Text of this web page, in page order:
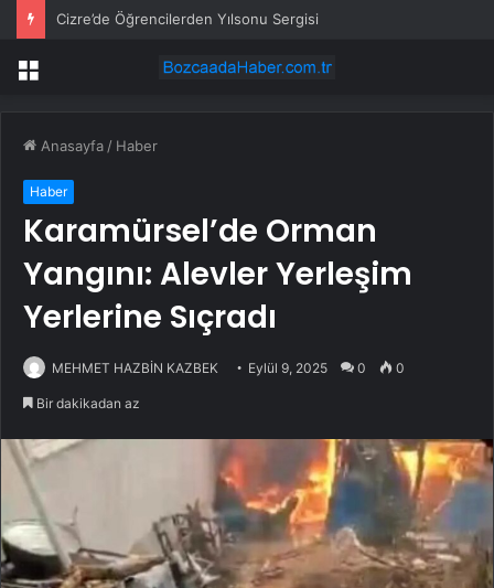
Menü
Anasayfa / Haber
Haber
Karamürsel’de Orman
Yangını: Alevler Yerleşim
Yerlerine Sıçradı
MEHMET HAZBİN KAZBEK Eylül 9, 2025 0 0
Bir dakikadan az